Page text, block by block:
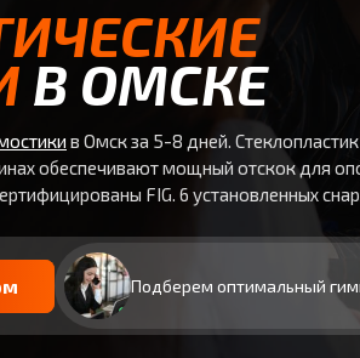
В ОМСКЕ
в Омск за 5-8 дней.
обеспечивают мощный отскок для
FIG. 6 установленных
Подберем оптимальный